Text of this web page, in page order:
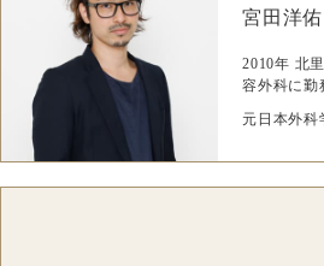
宮田洋佑
2010年 北
容外科に勤
元日本外科